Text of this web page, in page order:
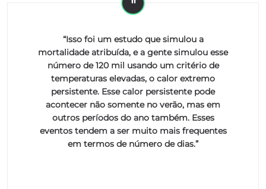
“Isso foi um estudo que simulou a
mortalidade atribuída, e a gente simulou esse
número de 120 mil usando um critério de
temperaturas elevadas, o calor extremo
persistente. Esse calor persistente pode
acontecer não somente no verão, mas em
outros períodos do ano também. Esses
eventos tendem a ser muito mais frequentes
em termos de número de dias.”